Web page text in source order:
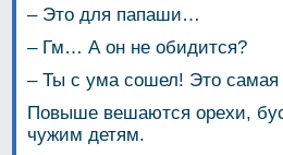
– Это для папаши…
– Гм… А он не обидится?
– Ты с ума сошел! Это
Повыше вешаются орехи,
чужим детям.